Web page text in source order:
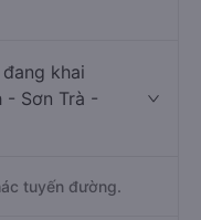
khai
- Sơn Trà -
tuyến đường.